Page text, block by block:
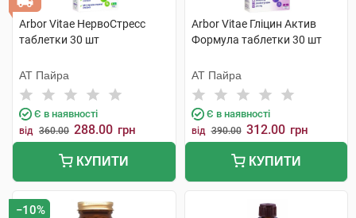
Arbor Vitae НервоСтресс
таблетки 30 шт
АТ Пайра
Є в наявності
від 360.00 288.00 грн
КУПИТИ
Arbor Vitae Гліцин Актив
Формула таблетки 30 шт
АТ Пайра
Є в наявності
від 390.00 312.00 грн
КУПИТИ
−10%